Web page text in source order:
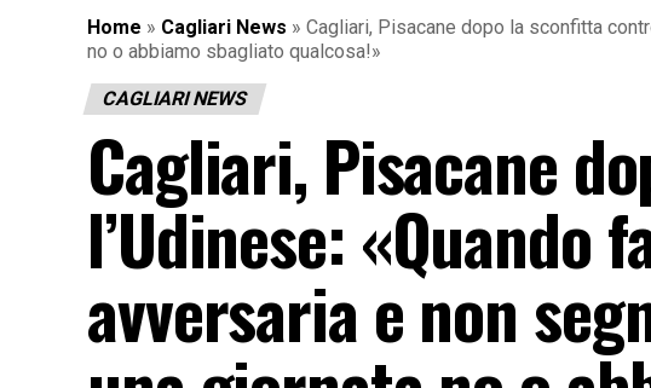
Home » Cagliari News » Cagliari, Pisacane dopo la sconfitta
no o abbiamo sbagliato qualcosa!»
CAGLIARI NEWS
Cagliari, Pisacane
l’Udinese:
avversaria e non